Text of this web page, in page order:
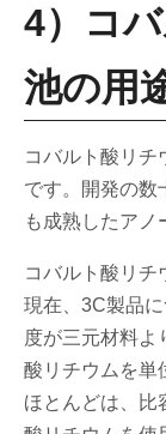
4）コ
池の用
コバルト酸リチ
です。開発の数
も成熟したアノ
コバルト酸リチ
現在、3C製品
度が三元材料よ
酸リチウムを単
ほとんどは、比